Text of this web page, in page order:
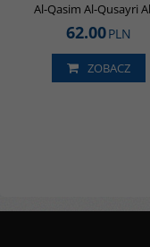
Al-Qasim Al-Qusayri
62.00PLN
ZOBACZ